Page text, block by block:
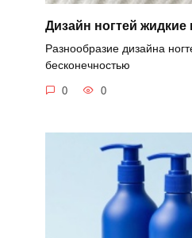
Дизайн ногтей
Разнообразие дизайна
бесконечностью
0 0